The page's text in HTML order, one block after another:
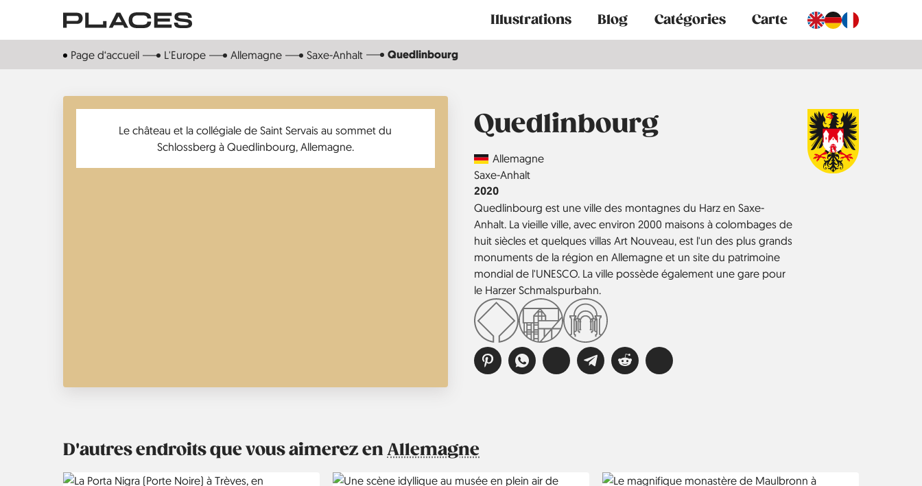
contenu
Main
navigation
Illustrations Blog Catégories Carte
Page d‘accueil L'Europe Allemagne Saxe-Anhalt Quedlinbourg
Quedlinbourg
CountryAllemagne
Région
Saxe-Anhalt
Année
2020
Quedlinbourg est une ville des montagnes du Harz en Saxe-
Anhalt. La vieille ville, avec environ 2000 maisons à colombages de
huit siècles et quelques villas Art Nouveau, est l'un des plus grands
monuments de la région en Allemagne et un site du patrimoine
mondial de l'UNESCO. La ville possède également une gare pour
le Harzer Schmalspurbahn.
D'autres endroits que vous aimerez en Allemagne